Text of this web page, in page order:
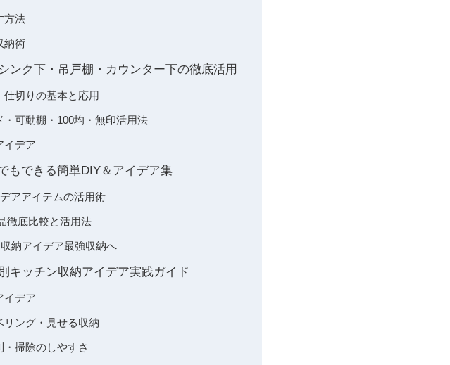
方法
納術
ンク下・吊戸棚・カウンター下の徹底活用
切りの基本と応用
可動棚・100均・無印活用法
イデア
もできる簡単DIY＆アイデア集
アアイテムの活用術
徹底比較と活用法
納アイデア最強収納へ
キッチン収納アイデア実践ガイド
イデア
ング・見せる収納
掃除のしやすさ